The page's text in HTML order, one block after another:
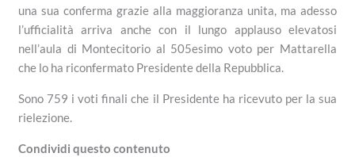
una sua conferma grazie alla maggioranza unita, ma adesso
l’ufficialità arriva anche con il lungo applauso elevatosi
nell’aula di Montecitorio al 505esimo voto per Mattarella
che lo ha riconfermato Presidente della Repubblica.
Sono 759 i voti finali che il Presidente ha ricevuto per la sua
rielezione.
Condividi questo contenuto